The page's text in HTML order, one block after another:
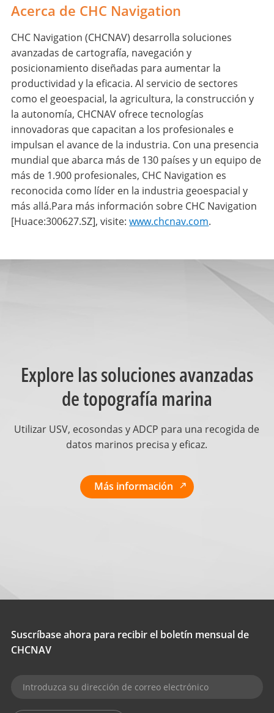
Acerca de CHC Navigation
CHC Navigation (CHCNAV) desarrolla soluciones
avanzadas de cartografía, navegación y
posicionamiento diseñadas para aumentar la
productividad y la eficacia. Al servicio de sectores
como el geoespacial, la agricultura, la construcción y
la autonomía, CHCNAV ofrece tecnologías
innovadoras que capacitan a los profesionales e
impulsan el avance de la industria. Con una presencia
mundial que abarca más de 130 países y un equipo de
más de 1.900 profesionales, CHC Navigation es
reconocida como líder en la industria geoespacial y
más allá.Para más información sobre CHC Navigation
[Huace:300627.SZ], visite:www.chcnav.com.
Explore las soluciones avanzadas
de topografía marina
Utilizar USV, ecosondas y ADCP para una recogida de
datos marinos precisa y eficaz.
Más información
Suscríbase ahora para recibir el boletín mensual de
CHCNAV